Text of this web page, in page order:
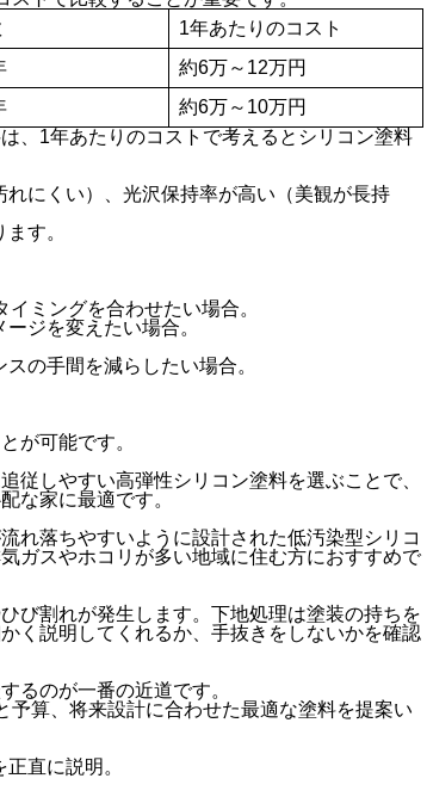
1年あたりのコスト
約6万～12万円
約6万～10万円
、1年あたりのコストで考えるとシリコン塗料
にくい）、光沢保持率が高い（美観が長持
す。
ミングを合わせたい場合。
ジを変えたい場合。
の手間を減らしたい場合。
が可能です。
従しやすい高弾性シリコン塗料を選ぶことで、
な家に最適です。
れ落ちやすいように設計された低汚染型シリコ
ガスやホコリが多い地域に住む方におすすめで
び割れが発生します。下地処理は塗装の持ちを
く説明してくれるか、手抜きをしないかを確認
るのが一番の近道です。
算、将来設計に合わせた最適な塗料を提案い
直に説明。